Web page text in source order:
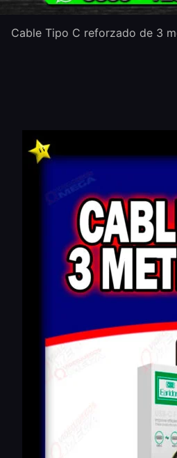
Cable Tipo C reforzado de 3